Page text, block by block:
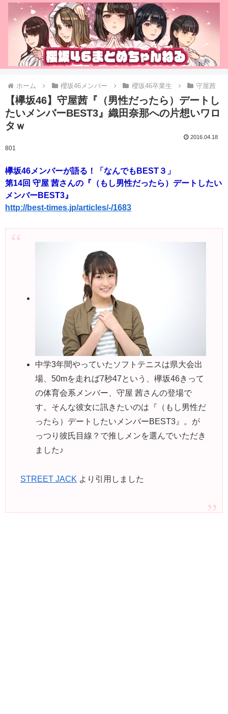
ホーム 櫻坂46メンバー 櫻坂46卒業生 守屋茜
【欅坂46】守屋茜『（男性だったら）デートし
たいメンバーBEST3』織田奈那への片想いワロ
タｗ
2016.04.18
801
欅坂46メンバーが語る！「なんでもBEST３」
第14回 守屋 茜さんの『（もし男性だったら）デートしたい
メンバーBEST3』
http://best-times.jp/articles/-/1683
中学3年間やっていたソフトテニスは県大会出
場、50mを走れば7秒47という、欅坂46きって
の体育会系メンバー、守屋 茜さんの登場で
す。そんな彼女に訊きたいのは『（もし男性だ
ったら）デートしたいメンバーBEST3』。が
っつり彼氏目線？で推しメンを選んでいただき
ました♪
STREET JACK より引用しました